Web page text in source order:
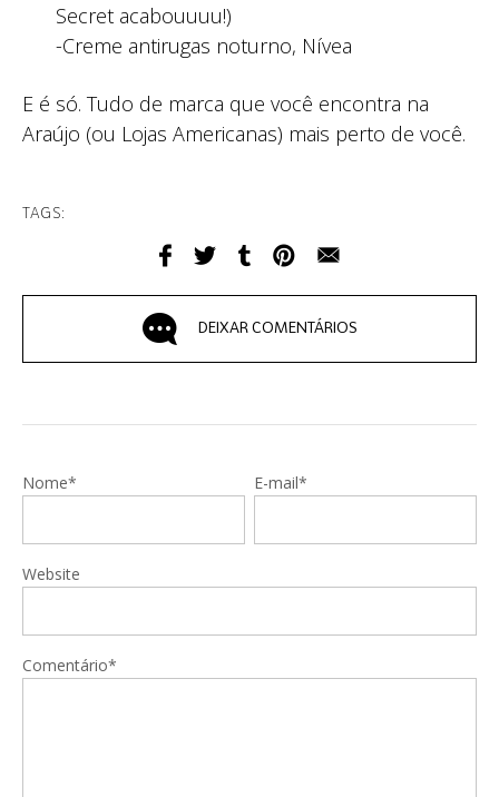
Secret acabouuuu!)
-Creme antirugas noturno, Nívea
E é só. Tudo de marca que você encontra na
Araújo (ou Lojas Americanas) mais perto de você.
TAGS:
DEIXAR COMENTÁRIOS
Nome* E-mail*
Website
Comentário*